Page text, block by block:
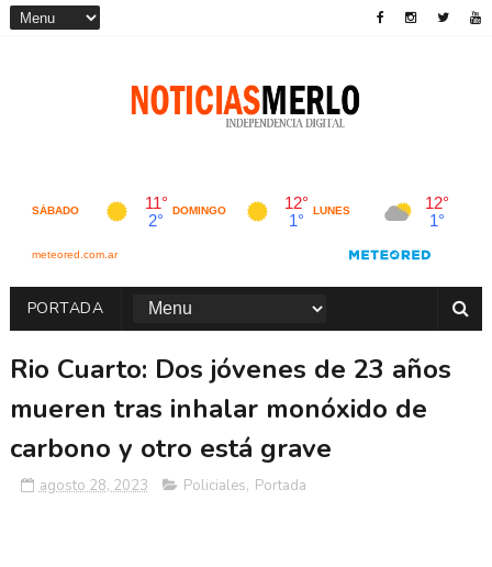
PORTADA
Rio Cuarto: Dos jóvenes de 23 años
mueren tras inhalar monóxido de
carbono y otro está grave
agosto 28, 2023 Policiales, Portada